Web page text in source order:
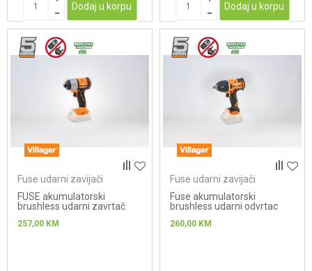
Dodaj u korpu Dodaj u korpu
Fuse udarni zavijači
FUSE akumulatorski
brushless udarni zavrtač
257,00 KM
Fuse udarni zavijači
Fuse akumulatorski
brushless udarni odvrtac
260,00 KM